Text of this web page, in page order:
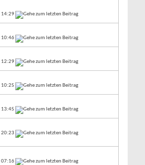
14:29
10:46
12:29
10:25
13:45
20:23
07:16